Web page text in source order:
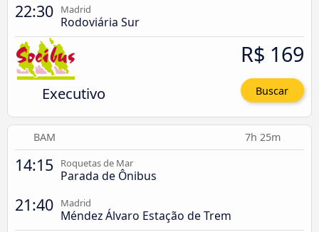
22:30 Madrid
Rodoviária Sur
Executivo
R$ 169
Buscar
BAM 7h 25m
14:15 Roquetas de Mar
Parada de Ônibus
21:40 Madrid
Méndez Álvaro Estação de Trem